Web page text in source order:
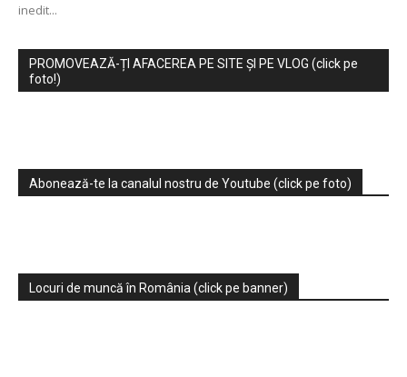
inedit...
PROMOVEAZĂ-ȚI AFACEREA PE SITE ȘI PE VLOG (click pe
foto!)
Abonează-te la canalul nostru de Youtube (click pe foto)
Locuri de muncă în România (click pe banner)